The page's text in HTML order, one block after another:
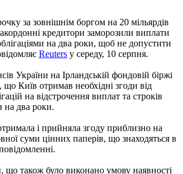
за зовнішнім боргом на 20 мільярдів
кредитори заморозили виплати
на два роки, щоб не допустити
Reuters у середу, 10 серпня.
України на Ірландській фондовій біржі
що Київ отримав необхідні згоди від
на відстрочення виплат та строків
на два роки.
і прийняла згоду приблизно на
суми цінних паперів, що знаходяться в
що також було виконано умову наявності